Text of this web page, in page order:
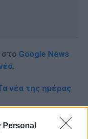
Personal
Google News
.
νέα της ημέρας
στο Instagram